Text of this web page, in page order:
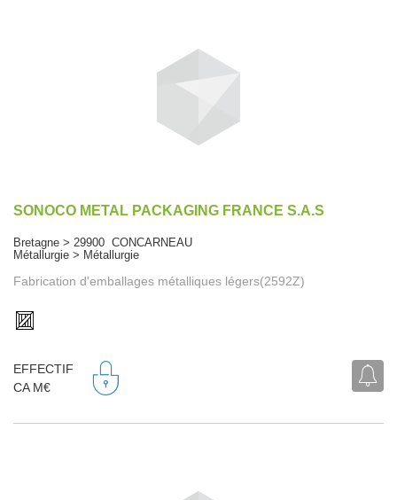
SONOCO METAL PACKAGING FRANCE S.A.S
Bretagne > 29900 CONCARNEAU
Métallurgie > Métallurgie
Fabrication d'emballages métalliques légers(2592Z)
EFFECTIF
CA M€